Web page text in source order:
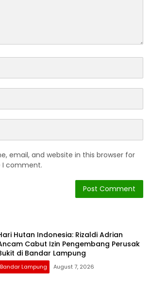
email, and website in this browser for
comment.
Hutan Indonesia: Rizaldi Adrian
Cabut Izin Pengembang Perusak
di Bandar Lampung
Bandar Lampung August 7, 2026